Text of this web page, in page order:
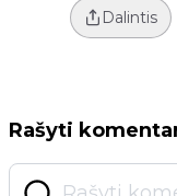
Dalintis
Rašyti